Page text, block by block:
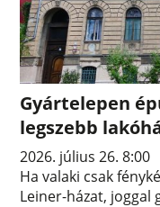
Gyártelepen
legszebb
2026. július 26. 8:00
Ha valaki csak
Leiner-házat, joggal